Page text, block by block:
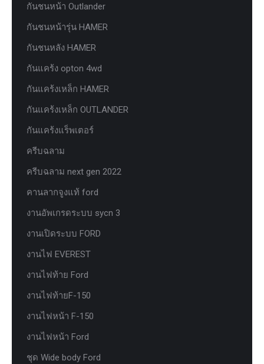
กันชนหน้า Outlander
กันชนหน้ารุ่น HAMER
กันชนหลัง HAMER
กันแคร้ง opton 4wd
กันแคร้งเหล็ก HAMER
กันแคร้งเหล็ก OUTLANDER
กันแคร้งแร็พเตอร์
ครีบฉลาม
ครีบฉลาม next gen 2022
คานลากจูงแท้ ford
งานอัพเกรดระบบ sycn 3
งานเปิดระบบ FORD
งานไฟ EVEREST
งานไฟท้าย Ford
งานไฟท้ายF-150
งานไฟหน้า F-150
งานไฟหน้า Ford
ชุด Wide body Ford